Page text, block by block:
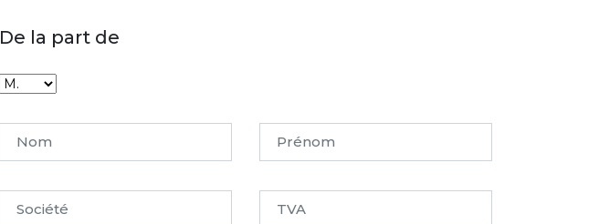
De la part de